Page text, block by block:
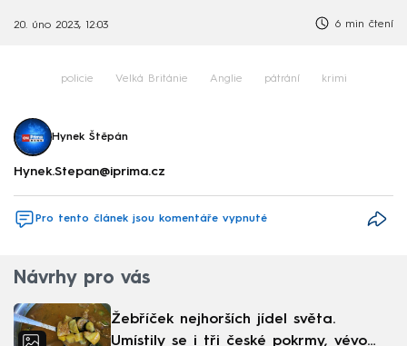
20. úno 2023, 12:03 6 min čtení
policie Velká Británie Anglie pátrání krimi
Hynek Štěpán
Hynek.Stepan@iprima.cz
Pro tento článek jsou komentáře vypnuté
Návrhy pro vás
Žebříček nejhorších jídel světa.
Umístily se i tři české pokrmy, vévodí